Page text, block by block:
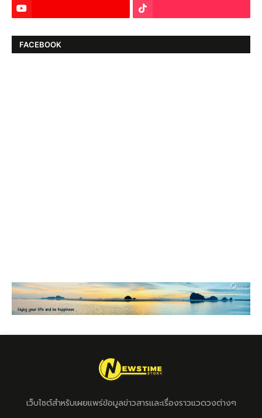
FACEBOOK
เว็บไซต์สำหรับเผยแพร่ข้อมูลข่าวสารและเรื่องราวแวดวงต่างๆ